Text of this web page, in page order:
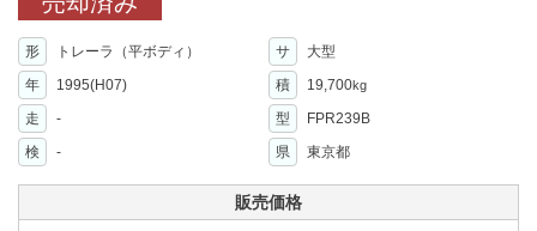
形 トレーラ（平ボディ） サ
大型
年
1995(H07) 積 19,700kg
走 - 型
FPR239B
検
- 県 東京都
販売価格